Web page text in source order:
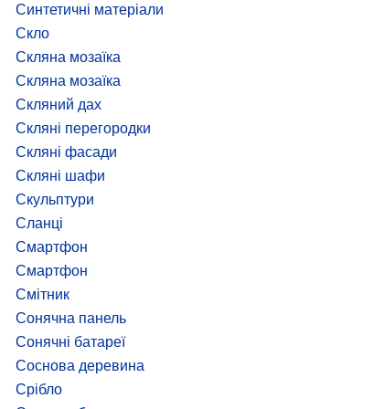
Синтетичні матеріали
Скло
Скляна мозаїка
Скляна мозаїка
Скляний дах
Скляні перегородки
Скляні фасади
Скляні шафи
Скульптури
Сланці
Смартфон
Смартфон
Смітник
Сонячна панель
Сонячні батареї
Соснова деревина
Срібло